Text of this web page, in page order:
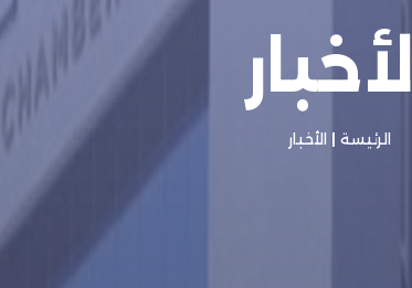
الأخبار
الرئيسة | الأخبار